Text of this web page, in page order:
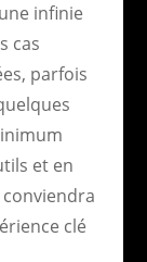
infinie
cas
parfois
et en
clé